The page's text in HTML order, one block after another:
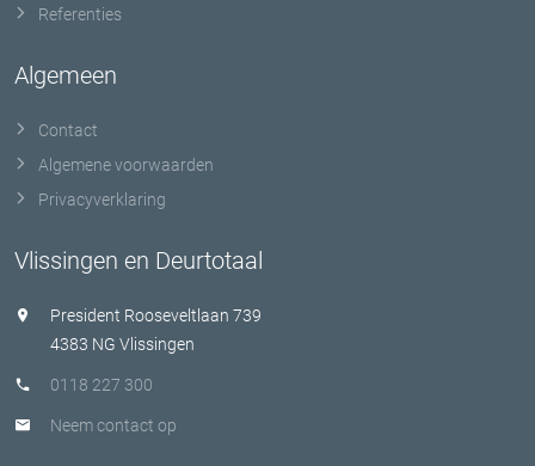
Referenties
Algemeen
Contact
Algemene voorwaarden
Privacyverklaring
Vlissingen en Deurtotaal
President Rooseveltlaan 739
4383 NG Vlissingen
0118 227 300
Neem contact op